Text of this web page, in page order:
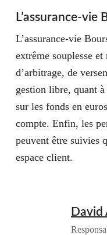
L’assurance-
L’assurance-vie
extrême souplesse et
d’arbitrage, de
gestion libre, quant
sur les fonds en
compte. Enfin, les
peuvent être suivies
espace client.
David